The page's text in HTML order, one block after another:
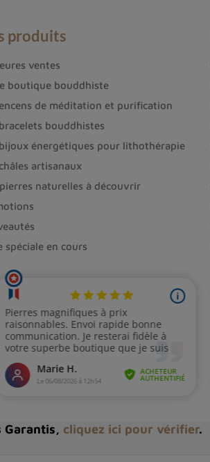
produits
ventes
boutique bouddhiste
de méditation et purification
bouddhistes
énergétiques pour lithothérapie
artisanaux
naturelles à découvrir
spéciale en cours
Garantis, cliquez ici pour vérifier.